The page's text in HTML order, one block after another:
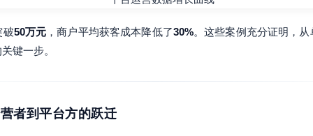
破50万元 ，商户平均获客成本降低了30%。这些案例充分证明，
键一步。
者到平台方的跃迁